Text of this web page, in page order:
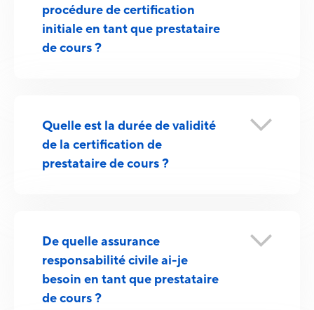
procédure de certification
initiale en tant que prestataire
de cours ?
Quelle est la durée de validité
de la certification de
prestataire de cours ?
De quelle assurance
responsabilité civile ai-je
besoin en tant que prestataire
de cours ?